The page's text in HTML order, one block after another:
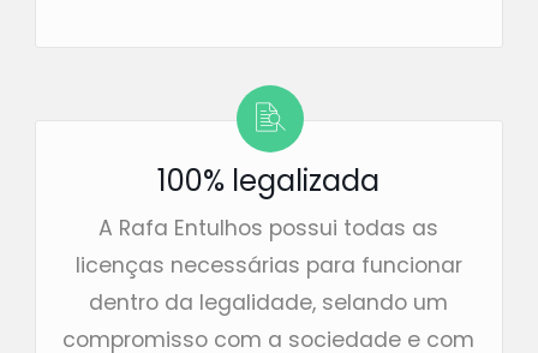
100% legalizada
A Rafa Entulhos possui todas as
licenças necessárias para funcionar
dentro da legalidade, selando um
compromisso com a sociedade e com